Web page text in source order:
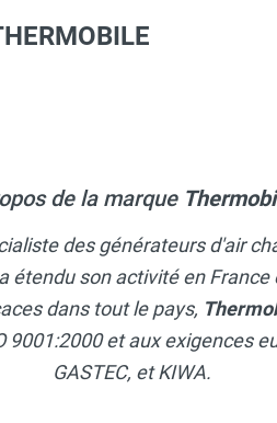
au Fioul - THERMOBILE
de la marque
des générateurs d'air
étendu son activité en
dans tout le pays,
et aux exigences
GASTEC, et KIWA.